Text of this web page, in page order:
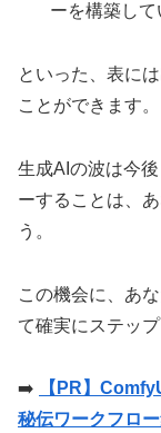
ーを構築し
といった、表に
ことができます。
生成AIの波は今
ーすることは、
う。
この機会に、あ
て確実にステッ
➡️
【PR】
秘伝ワークフロ